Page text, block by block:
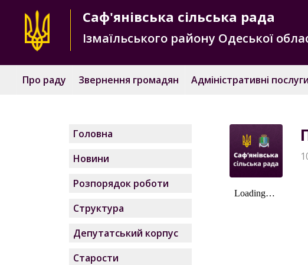
Саф'янівська сільська рада
Ізмаїльського району Одеської
Про раду Звернення громадян Адміністративні послуги
Головна
Новини
Розпорядок роботи
Структура
Депутатський корпус
Старости